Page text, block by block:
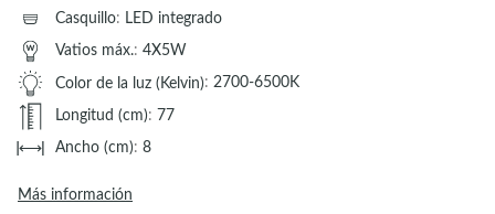
Casquillo: LED integrado
Vatios máx.: 4X5W
Color de la luz (Kelvin): 2700-6500K
Longitud (cm): 77
Ancho (cm): 8
Más información